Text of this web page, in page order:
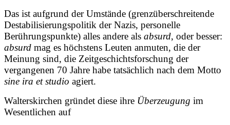
Das ist aufgrund der Umstände (grenzüberschreitende
Destabilisierungspolitik der Nazis, personelle
Berührungspunkte) alles andere als absurd, oder besser:
absurd mag es höchstens Leuten anmuten, die der
Meinung sind, die Zeitgeschichtsforschung der
vergangenen 70 Jahre habe tatsächlich nach dem Motto
sine ira et studio agiert.
Walterskirchen gründet diese ihre Überzeugung im
Wesentlichen auf